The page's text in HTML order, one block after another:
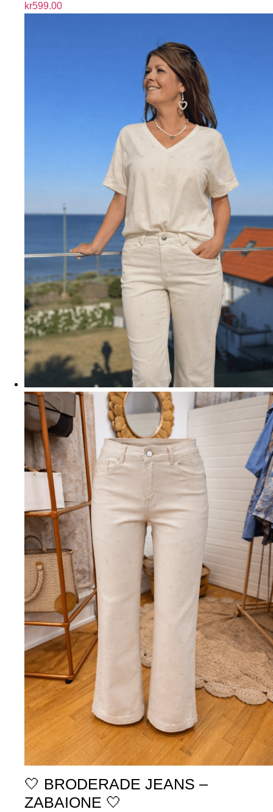
kr599.00
🤍 BRODERADE JEANS –
ZABAIONE 🤍